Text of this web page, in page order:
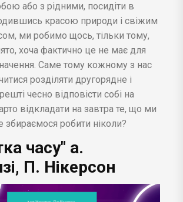
або з рідними, посидіти в
красою природи і свіжим
ми робимо щось, тільки тому,
хоча фактично це не має для
Саме тому кожному з нас
розділяти другорядне і
чесно відповісти собі на
відкладати на завтра те, що ми
збираємося робити ніколи?
часу" а.
П. Нікерсон